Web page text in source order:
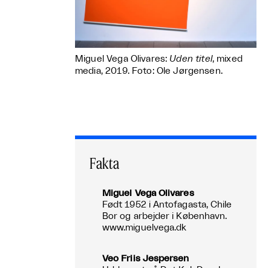
Miguel Vega Olivares: Uden titel, mixed
media, 2019. Foto: Ole Jørgensen.
Fakta
Miguel Vega Olivares
Født 1952 i Antofagasta, Chile
Bor og arbejder i København.
www.miguelvega.dk
Veo Friis Jespersen